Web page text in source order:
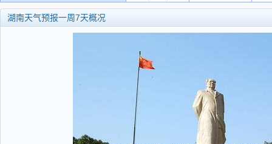
湖南天气预报一周7天概况